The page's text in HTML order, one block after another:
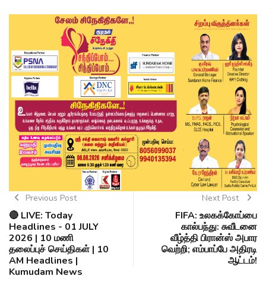
Previous Post
🔴 LIVE: Today
Headlines - 01 JULY
2026 | 10 மணி
தலைப்புச் செய்திகள் | 10
AM Headlines |
Kumudam News
Next Post
FIFA: உலகக்கோப்பை
கால்பந்து: சுவீடனை
வீழ்த்தி பிரான்ஸ் அபார
வெற்றி; எம்பாப்பே அதிரடி
ஆட்டம்!